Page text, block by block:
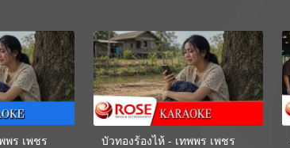
พร เพชร
บัวทองร้องไห้ - เทพพร เพชร